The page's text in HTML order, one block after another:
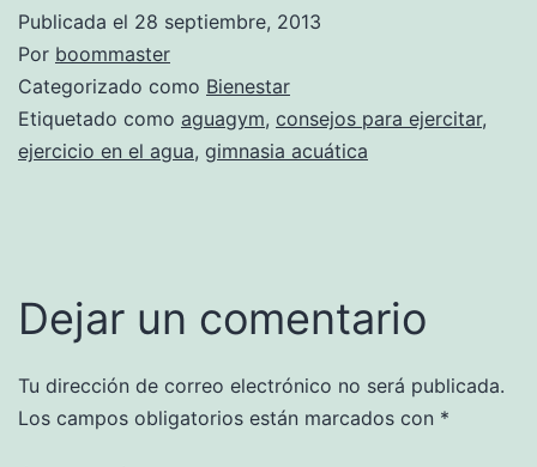
Publicada el 28 septiembre, 2013
Por boommaster
Categorizado como Bienestar
Etiquetado como aguagym, consejos para ejercitar,
ejercicio en el agua, gimnasia acuática
Dejar un comentario
Tu dirección de correo electrónico no será publicada.
Los campos obligatorios están marcados con *